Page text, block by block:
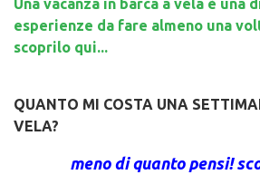
Una vacanza in barca a vela è una
esperienze da fare almeno una
scoprilo qui...
QUANTO MI COSTA UNA
VELA?
meno di quanto pensi!